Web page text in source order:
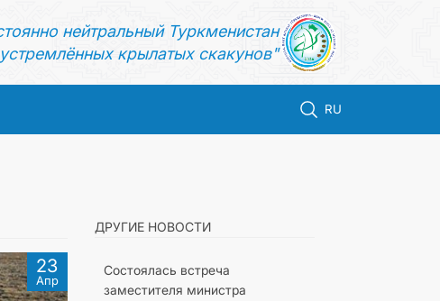
нейтральный Туркменистан
крылатых скакунов"
RU
23
Апр
ДРУГИЕ НОВОСТИ
Состоялась встреча
заместителя министра